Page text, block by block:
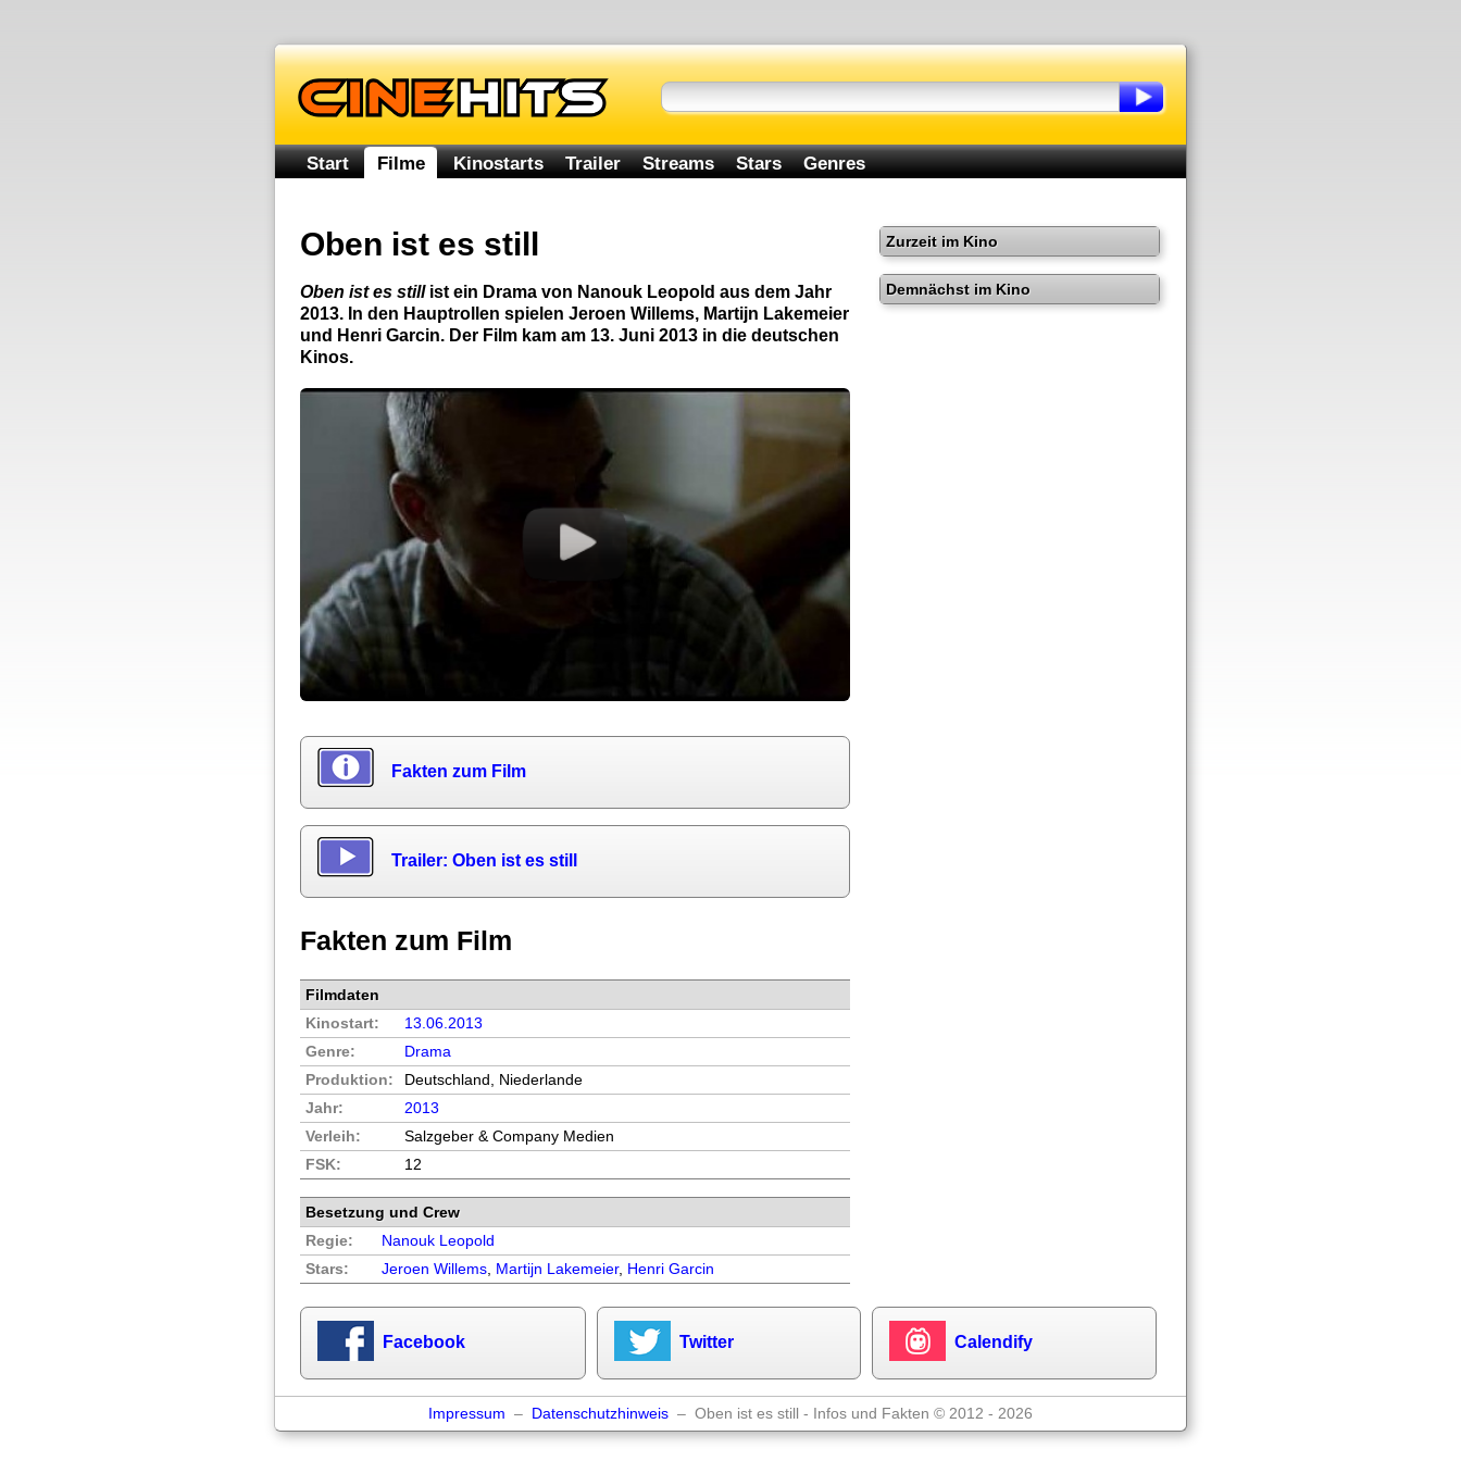
Start Filme Kinostarts Trailer Streams Stars Genres
Oben ist es still
Oben ist es stillist ein Drama von Nanouk Leopold aus dem Jahr
2013. In den Hauptrollen spielen Jeroen Willems, Martijn Lakemeier
und Henri Garcin. Der Film kam am 13. Juni 2013 in die deutschen
Kinos.
Fakten zum Film
Trailer: Oben ist es still
Fakten zum Film
Filmdaten
Kinostart:
13.06.2013
Genre:
Drama
Produktion:
Deutschland, Niederlande
Jahr:
2013
Verleih:
Salzgeber & Company Medien
FSK:
12
Besetzung und Crew
Regie:
Nanouk Leopold
Stars:
Jeroen Willems Martijn Lakemeier, Henri Garcin
Zurzeit im Kino
Demnächst im Kino
Facebook Twitter Calendify
Impressum – Datenschutzhinweis – Oben ist es still - Infos und Fakten © 2012 - 2026